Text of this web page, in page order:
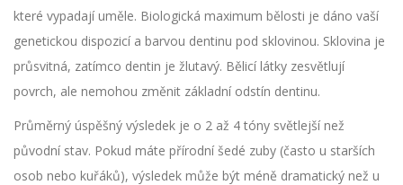
které vypadají uměle. Biologická maximum bělosti je dáno vaší
genetickou dispozicí a barvou dentinu pod sklovinou. Sklovina je
průsvitná, zatímco dentin je žlutavý. Bělicí látky zesvětlují
povrch, ale nemohou změnit základní odstín dentinu.
Průměrný úspěšný výsledek je o 2 až 4 tóny světlejší než
původní stav. Pokud máte přírodní šedé zuby (často u starších
osob nebo kuřáků), výsledek může být méně dramatický než u